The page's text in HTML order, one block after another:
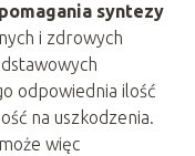
syntezy
i zdrowych
odpowiednia ilość
na uszkodzenia.
więc